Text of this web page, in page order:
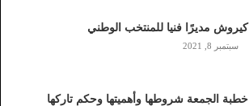
كيروش مديرًا فنيا للمنتخب الوطني
سبتمبر 8, 2021
خطبة الجمعة شروطها وأهميتها وحكم تاركها